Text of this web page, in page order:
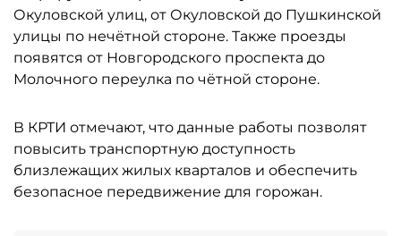
Окуловской улиц, от Окуловской до Пушкинской
улицы по нечётной стороне. Также проезды
появятся от Новгородского проспекта до
Молочного переулка по чётной стороне.
В КРТИ отмечают, что данные работы позволят
повысить транспортную доступность
близлежащих жилых кварталов и обеспечить
безопасное передвижение для горожан.